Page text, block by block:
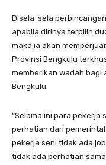
Disela-sela
apabila dirinya terpilih
maka ia akan
Provinsi Bengkulu
memberikan wadah bagi
Bengkulu.
“Selama ini para pekerja
perhatian dari
pekerja seni tidak ada
tidak ada perhatian